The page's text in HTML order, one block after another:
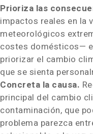
Prioriza las
impactos reales en la
meteorológicos
costes domésticos—
priorizar el cambio
que se sienta
Concreta la causa.
principal del cambio
contaminación, que
problema parezca